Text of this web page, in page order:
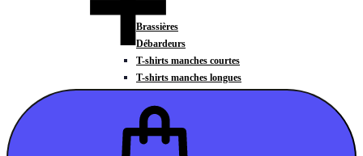
Brassières
Débardeurs
T-shirts manches courtes
T-shirts manches longues
Sweats à capuche
Sweats à capuche zippé
Vestes